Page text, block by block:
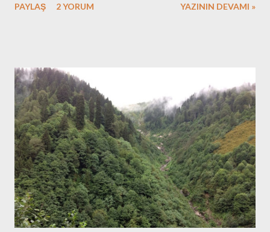
PAYLAŞ 2 YORUM YAZININ DEVAMI »